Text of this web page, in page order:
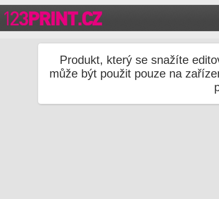
Produkt, který se snažíte
může být použit pouze na